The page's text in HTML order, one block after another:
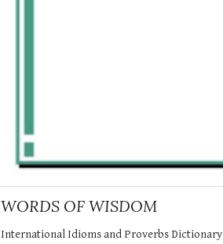
WORDS OF WISDOM
International Idioms and Proverbs Dictionary